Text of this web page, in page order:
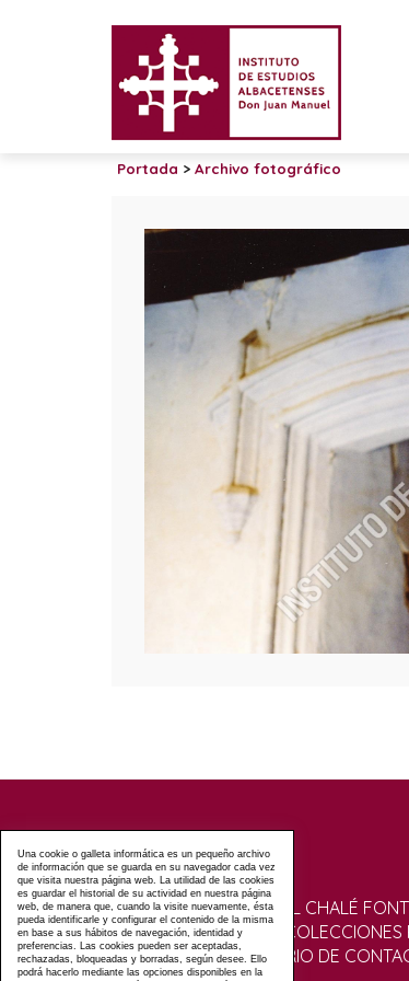
Portada > Archivo fotográfico
VISITAS GUIADAS AL CHALÉ
FOTOGRÁFICO
|FOROS|FORMULARIO DE
Una cookie o galleta informática es un pequeño archivo
de información que se guarda en su navegador cada vez
que visita nuestra página web. La utilidad de las cookies
es guardar el historial de su actividad en nuestra página
web, de manera que, cuando la visite nuevamente, ésta
pueda identificarle y configurar el contenido de la misma
en base a sus hábitos de navegación, identidad y
preferencias. Las cookies pueden ser aceptadas,
rechazadas, bloqueadas y borradas, según desee. Ello
podrá hacerlo mediante las opciones disponibles en la